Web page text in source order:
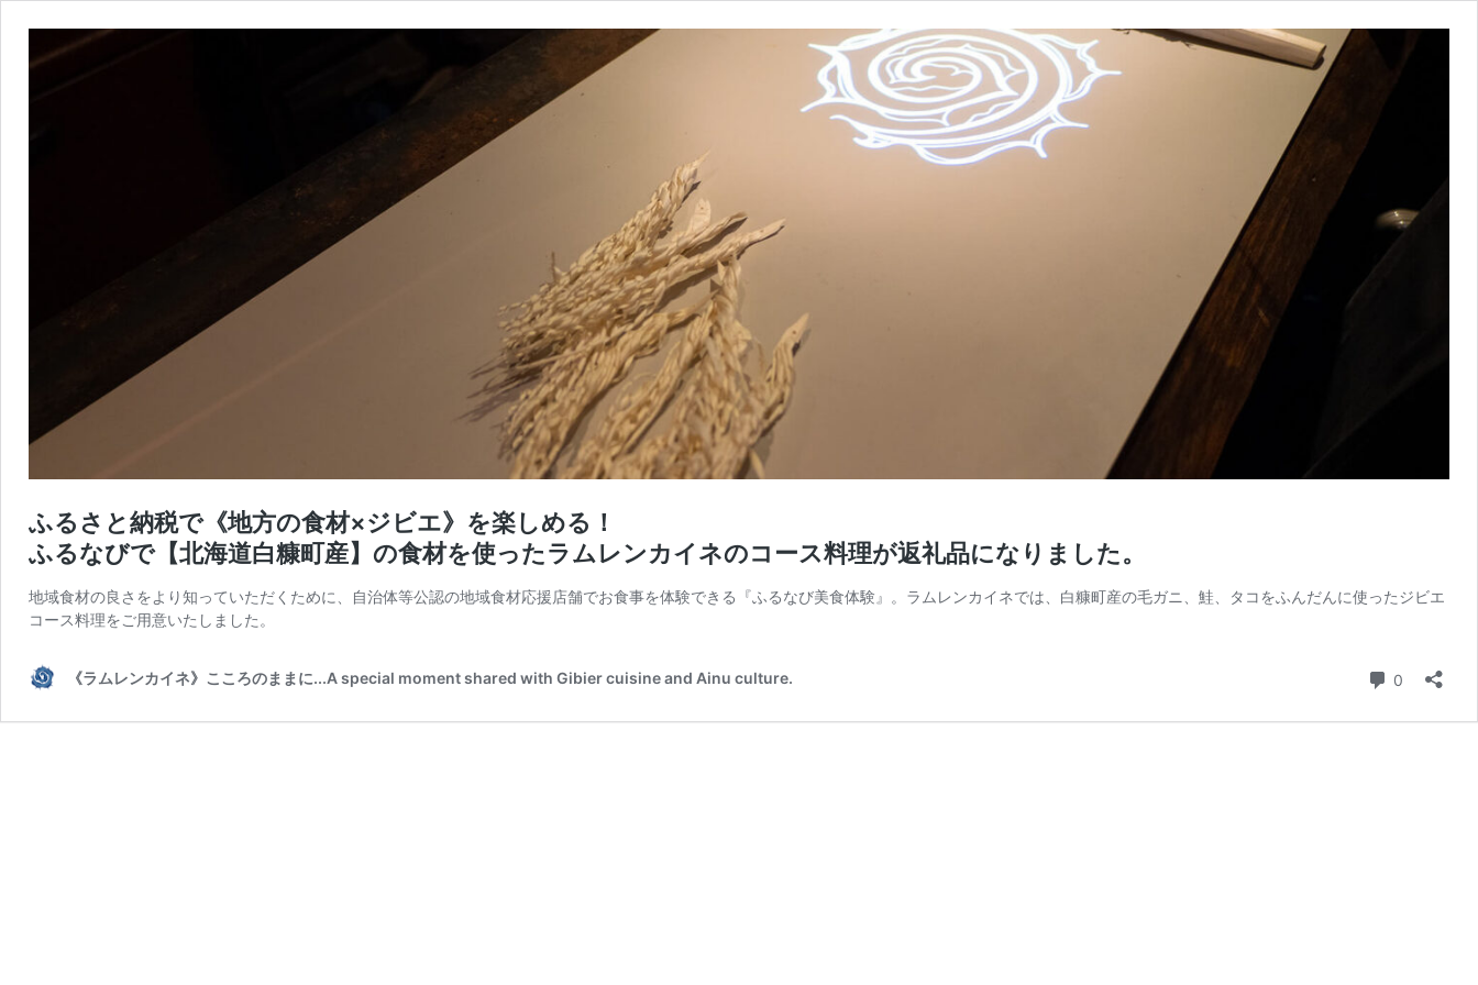
ふるさと納税で《地方の食材×ジビエ》を楽しめる！
ふるなびで【北海道白糠町産】の食材を使ったラムレンカイネのコース料理が返礼品になりました。
地域食材の良さをより知っていただくために、自治体等公認の地域食材応援店舗でお食事を体験できる『ふるなび美食体験』。ラムレンカイネでは、白糠町産の毛ガニ、鮭、タコをふんだんに使ったジビエ
コース料理をご用意いたしました。
《ラムレンカイネ》こころのままに...A special moment shared with Gibier cuisine and Ainu culture. 0 コメント